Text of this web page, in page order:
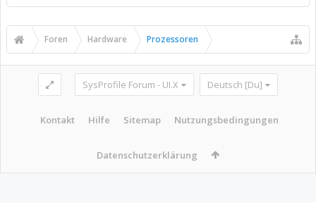
Foren Hardware Prozessoren
SysProfile Forum - UI.X Deutsch [Du]
Kontakt Hilfe Sitemap Nutzungsbedingungen
Datenschutzerklärung